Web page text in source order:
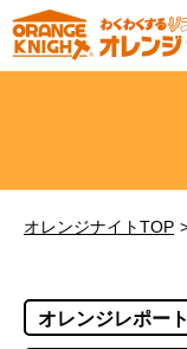
オレンジナイトTOP
オレンジレポート